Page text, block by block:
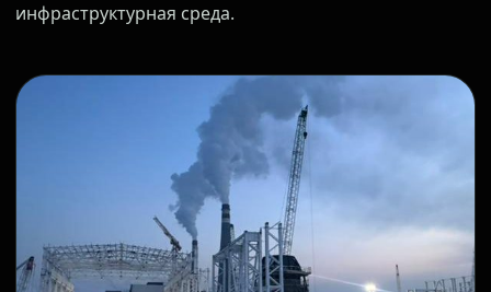
инфраструктурная среда.